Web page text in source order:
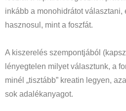
inkább a monohidrátot választani,
hasznosul, mint a foszfát.
A kiszerelés szempontjából
lényegtelen milyet választunk, a
minél „tisztább” kreatin legyen,
sok adalékanyagot.